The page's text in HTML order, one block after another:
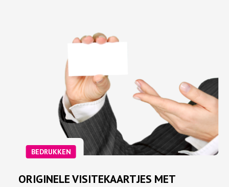
BEDRUKKEN
ORIGINELE VISITEKAARTJES MET